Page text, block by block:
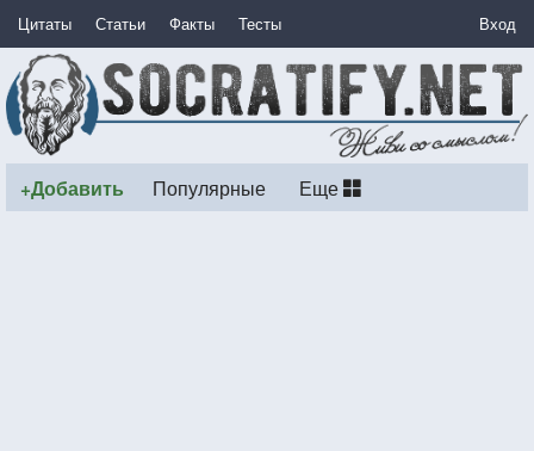
Цитаты Статьи Факты Тесты Вход
+Добавить Популярные Еще